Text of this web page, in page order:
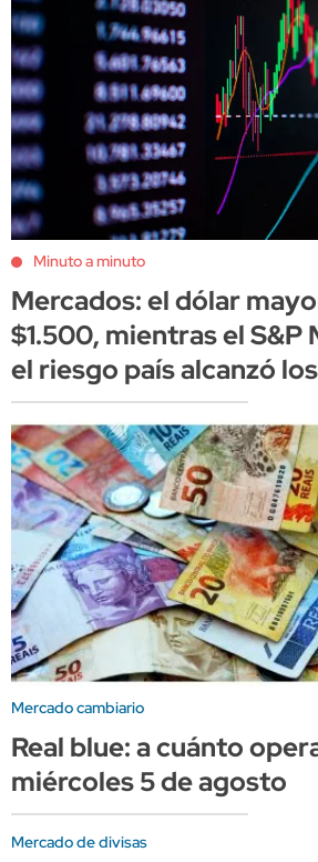
Minuto a minuto
Mercados: el dólar
$1.500, mientras el S&P
el riesgo país alcanzó
Mercado cambiario
Real blue: a cuánto
miércoles 5 de agosto
Mercado de divisas